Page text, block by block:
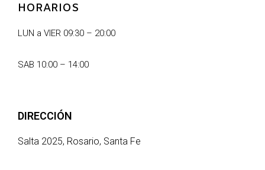
HORARIOS
LUN a VIER 09:30 – 20:00
SAB 10:00 – 14:00
DIRECCIÓN
Salta 2025, Rosario, Santa Fe